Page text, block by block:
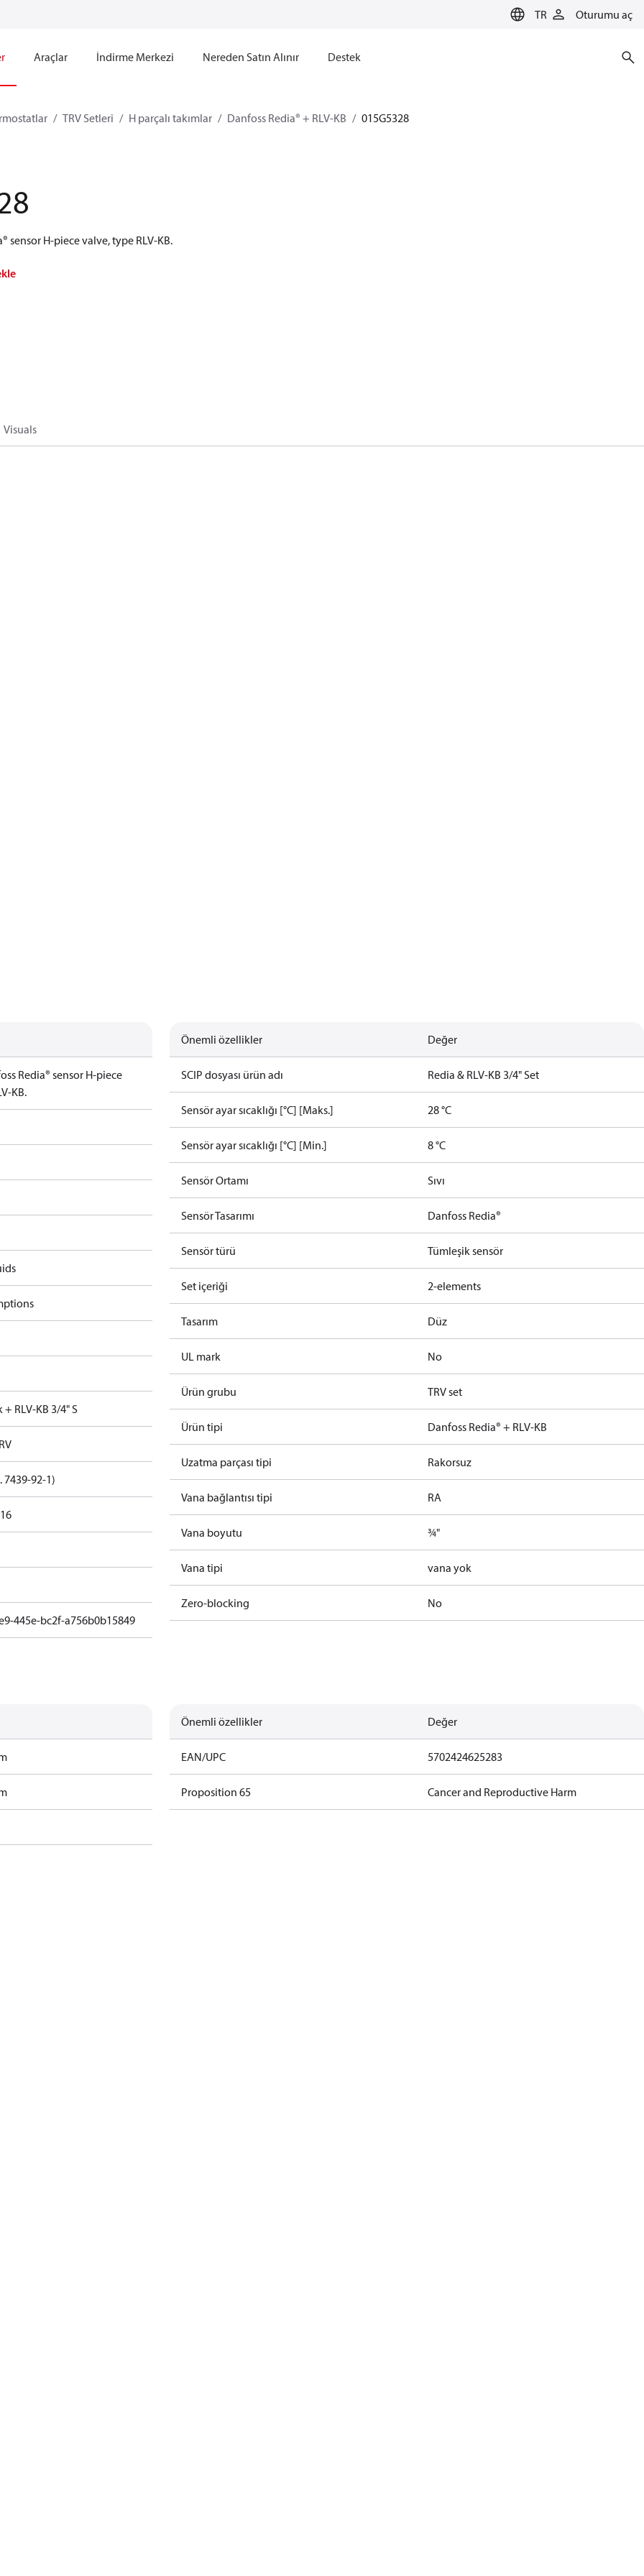
TR Oturumu aç
Araçlar İndirme Merkezi Nereden Satın Alınır Destek
TRV Setleri H parçalı takımlar Danfoss Redia® + RLV-KB 015G5328
sensor H-piece valve, type RLV-KB.
Visuals
Redia® sensor H-piece
KB.
RLV-KB 3/4" S
7439-92-1)
445e-bc2f-a756b0b15849
Önemli özellikler Değer
SCIP dosyası ürün adı Redia & RLV-KB 3/4" Set
Sensör ayar sıcaklığı [°C] [Maks.] 28 °C
Sensör ayar sıcaklığı [°C] [Min.] 8 °C
Sensör Ortamı Sıvı
Sensör Tasarımı Danfoss Redia®
Sensör türü Tümleşik sensör
Set içeriği 2-elements
Tasarım Düz
UL mark No
Ürün grubu TRV set
Ürün tipi Danfoss Redia® + RLV-KB
Uzatma parçası tipi Rakorsuz
Vana bağlantısı tipi RA
Vana boyutu ¾"
Vana tipi vana yok
Zero-blocking No
Önemli özellikler Değer
EAN/UPC 5702424625283
Proposition 65 Cancer and Reproductive Harm